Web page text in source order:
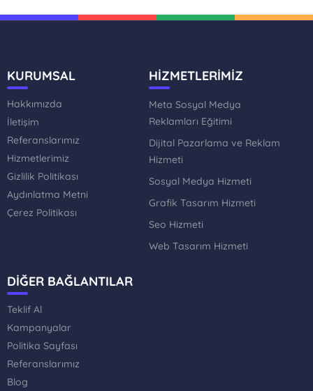
KURUMSAL
Hakkımızda
İletişim
Referanslarımız
Hizmetlerimiz
Gizlilik Politikası
Aydınlatma Metni
Çerez Politikası
HİZMETLERİMİZ
Meta Sosyal Medya
Reklamları Eğitimi
Dijital Pazarlama ve Reklam
Hizmeti
Sosyal Medya Hizmeti
Grafik Tasarım Hizmeti
Seo Hizmeti
Web Tasarım Hizmeti
DİĞER BAĞLANTILAR
Teklif Al
Kampanyalar
Politika Sayfası
Referanslarımız
Blog